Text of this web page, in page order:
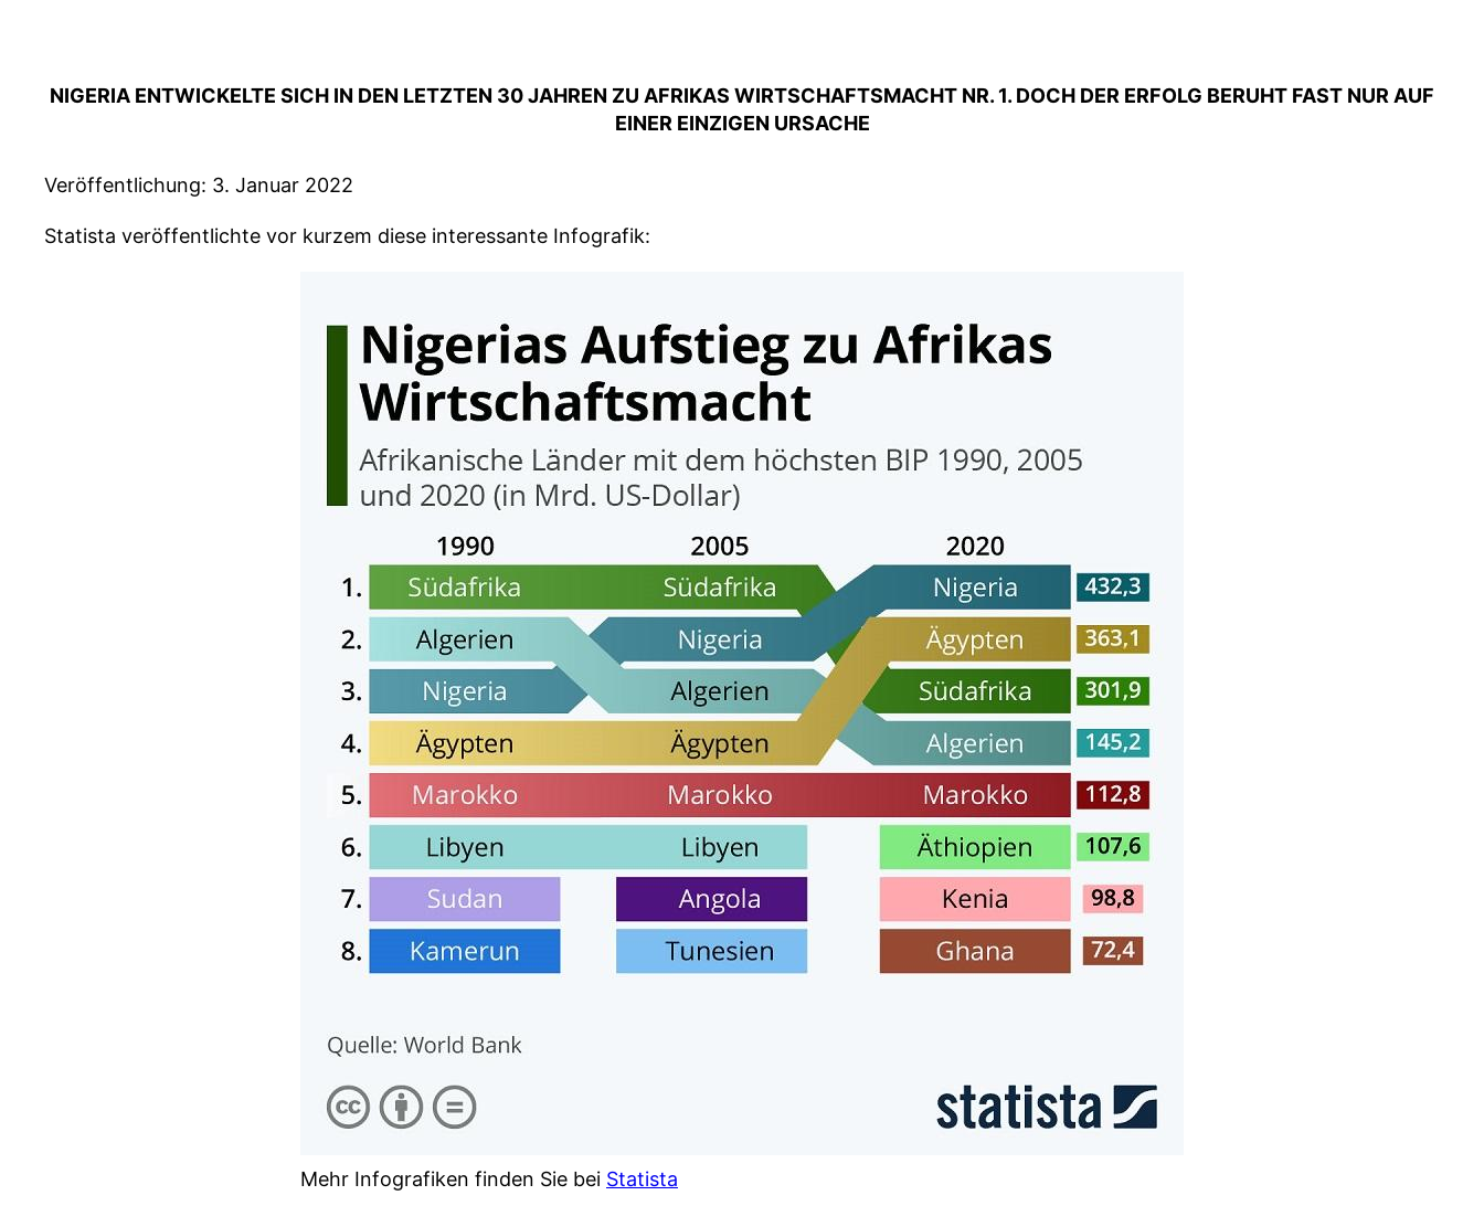
NIGERIA ENTWICKELTE SICH IN DEN LETZTEN 30 JAHREN ZU AFRIKAS WIRTSCHAFTSMACHT NR. 1. DOCH DER ERFOLG BERUHT FAST NUR AUF
EINER EINZIGEN URSACHE
Veröffentlichung: 3. Januar 2022
Statista veröffentlichte vor kurzem diese interessante Infografik:
Mehr Infografiken finden Sie bei Statista